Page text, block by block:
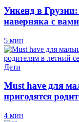
Уикенд в
наверняка с
5 мин
Дети
Must have для
пригодятся
4 мин